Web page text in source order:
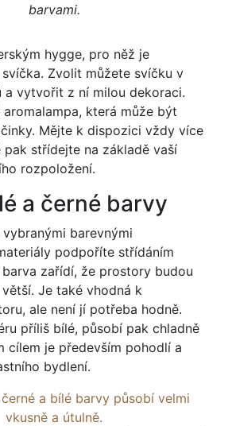
barvami.
hygge, pro něž je
Zvolit můžete svíčku v
a vytvořit z ní milou dekoraci.
která může být
Mějte k dispozici vždy více
pak střídejte na základě vaší
rozpoložení.
a černé barvy
barevnými
podpoříte střídáním
zařídí, že prostory budou
Je také vhodná k
ale není jí potřeba hodně.
příliš bílé, působí pak chladně
cílem je především pohodlí a
bydlení.